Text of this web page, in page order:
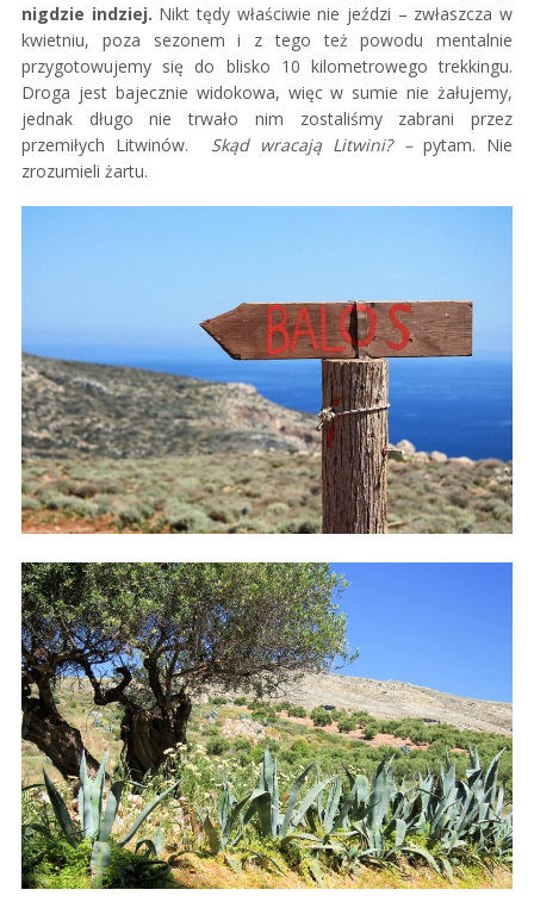
nigdzie indziej. Nikt tędy właściwie nie jeździ – zwłaszcza w
kwietniu, poza sezonem i z tego też powodu mentalnie
przygotowujemy się do blisko 10 kilometrowego trekkingu.
Droga jest bajecznie widokowa, więc w sumie nie żałujemy,
jednak długo nie trwało nim zostaliśmy zabrani przez
przemiłych Litwinów.
Skąd wracają Litwini? – pytam. Nie
zrozumieli żartu.